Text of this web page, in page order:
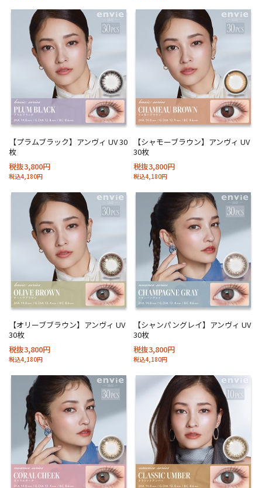
【プラムブラック】アンヴィ UV 30
枚
税抜3,800円
税込4,180円
【シャモーブラウン】アンヴィ UV
30枚
税抜3,800円
税込4,180円
【オリーブブラウン】アンヴィ UV
30枚
税抜3,800円
税込4,180円
【シャンパングレイ】アンヴィ UV
30枚
税抜3,800円
税込4,180円